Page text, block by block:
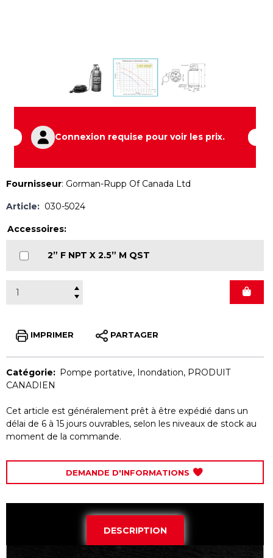
Connexion requise pour voir les prix.
Fournisseur: Gorman-Rupp Of Canada Ltd
Article: 030-5024
Accessoires:
2” F NPT X 2.5” M QST
IMPRIMER PARTAGER
Catégorie: Pompe portative, Inondation, PRODUIT
CANADIEN
Cet article est généralement prêt à être expédié dans un
délai de 6 à 15 jours ouvrables, selon les niveaux de stock au
moment de la commande.
DEMANDE D'INFORMATIONS
DESCRIPTION